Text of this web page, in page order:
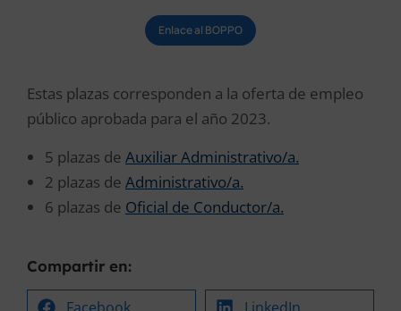
Enlace al BOPPO
Estas plazas corresponden a la oferta de empleo
público aprobada para el año 2023.
5 plazas de Auxiliar Administrativo/a.
2 plazas de Administrativo/a.
6 plazas de Oficial de Conductor/a.
Compartir en: